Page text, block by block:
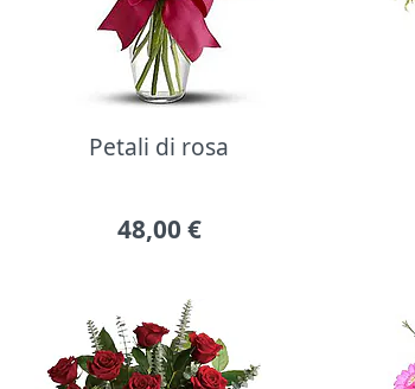
Petali di rosa
48,00 €